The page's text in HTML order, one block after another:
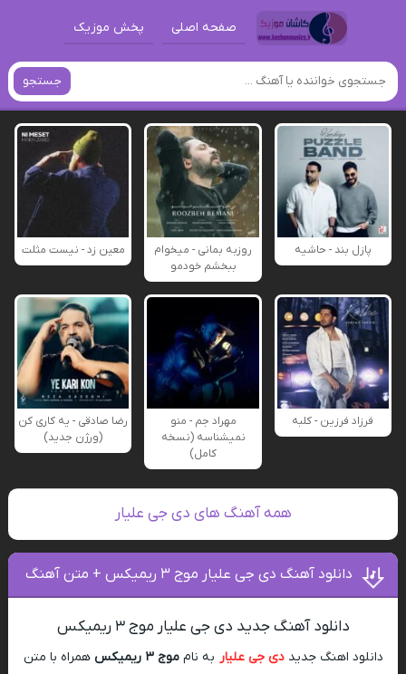
صفحه اصلی پخش موزیک
جستجو
پازل بند - حاشیه
روزبه بمانی - میخوام
ببخشم خودمو
معین زد - نیست مثلت
فرزاد فرزین - کلبه
مهراد جم - منو
نمیشناسه (نسخه
کامل)
رضا صادقی - یه کاری کن
(ورژن جدید)
همه آهنگ های دی جی علیار
دانلود آهنگ دی جی علیار موج ۳ ریمیکس + متن آهنگ
دانلود آهنگ جدید دی جی علیار موج ۳ ریمیکس
دانلود اهنگ جدیددی جی علیار به نامموج ۳ ریمیکس
همراه با متن